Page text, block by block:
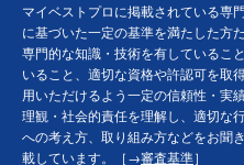
マイベストプロに掲載されている専
に基づいた一定の基準を満たした方
専門的な知識・技術を有しているこ
いること、適切な資格や許認可を取
用いただけるよう一定の信頼性・実
理観・社会的責任を理解し、適切な
への考え方、取り組み方などをお聞
載しています。［→審査基準］